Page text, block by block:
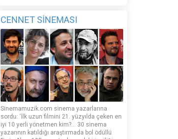
CENNET SİNEMASI
Sinemamuzik.com sinema yazarlarına
sordu: ‘İlk uzun filmini 21. yüzyılda çeken en
iyi 10 yerli yönetmen kim?... 30 sinema
yazarının katıldığı araştırmada bol ödüllü